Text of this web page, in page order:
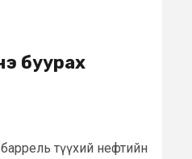
буурах
түүхий нефтийн